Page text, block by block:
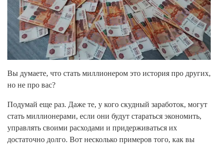
Вы думаете, что стать миллионером это история про других,
но не про вас?
Подумай еще раз. Даже те, у кого скудный заработок, могут
стать миллионерами, если они будут стараться экономить,
управлять своими расходами и придерживаться их
достаточно долго. Вот несколько примеров того, как вы